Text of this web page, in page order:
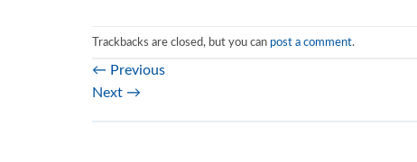
Trackbacks are closed, but you can post a comment.
← Previous
Next →